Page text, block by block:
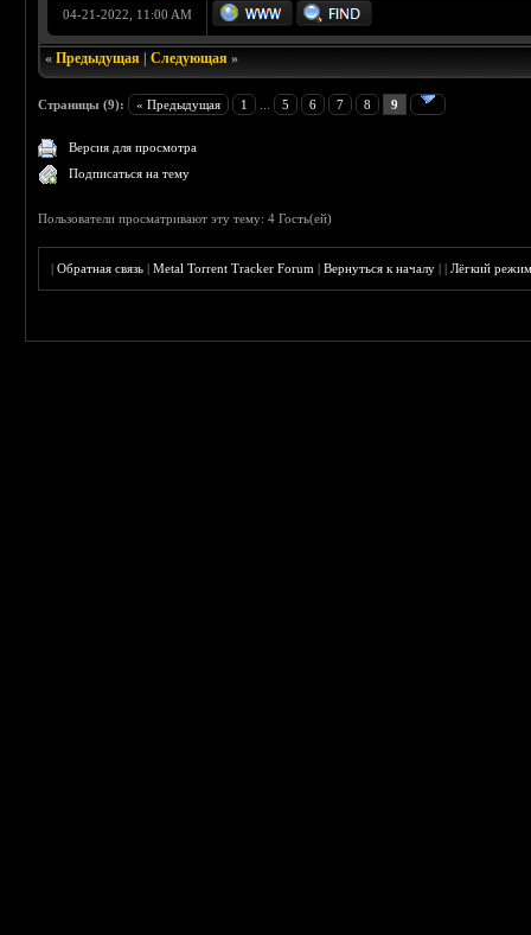
04-21-2022, 11:00 AM
«Предыдущая |Следующая »
Страницы (9): « Предыдущая 1 5 6 7 8 9
Версия для просмотра
Подписаться на тему
Пользователи просматривают эту тему: 4 Гость(ей)
|Обратная связь |Metal Torrent Tracker Forum |Вернуться к началу ||Лёгкий